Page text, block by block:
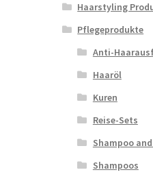
Haarstyling
Pflegeprodukte
Anti-
Haaröl
Kuren
Reise-Sets
Shampoo
Shampoos